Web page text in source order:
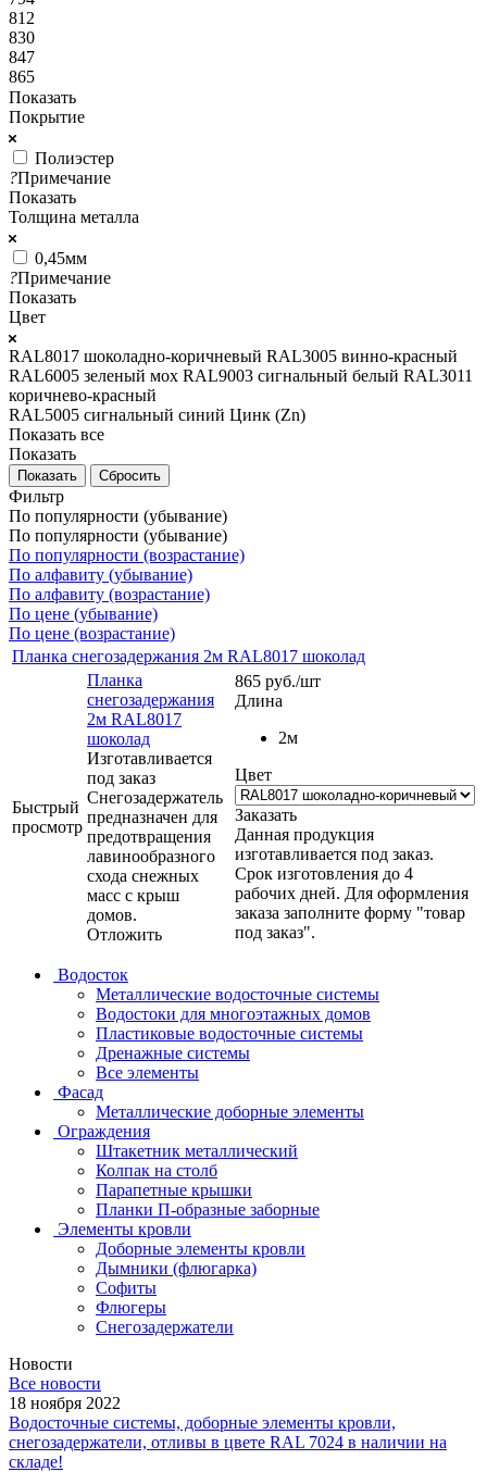
812
830
847
865
Показать
Покрытие
Полиэстер
?Примечание
Показать
Толщина металла
0,45мм
?Примечание
Показать
Цвет
RAL8017 шоколадно-коричневый RAL3005 винно-красный
RAL6005 зеленый мох RAL9003 сигнальный белый RAL3011
коричнево-красный
RAL5005 сигнальный синий Цинк (Zn)
Показать все
Показать
Сбросить
Фильтр
По популярности (убывание)
По популярности (убывание)
По популярности (возрастание)
По алфавиту (убывание)
По алфавиту (возрастание)
По цене (убывание)
По цене (возрастание)
Планка снегозадержания 2м RAL8017 шоколад
Быстрый
просмотр
Планка
снегозадержания
2м RAL8017
шоколад
Изготавливается
под заказ
Снегозадержатель
предназначен для
предотвращения
лавинообразного
схода снежных
масс с крыш
домов.
Отложить
865 руб./шт
Длина
2м
Цвет
Заказать
Данная продукция
изготавливается под заказ.
Срок изготовления до 4
рабочих дней. Для оформления
заказа заполните форму "товар
под заказ".
Водосток
Металлические водосточные системы
Водостоки для многоэтажных домов
Пластиковые водосточные системы
Дренажные системы
Все элементы
Фасад
Металлические доборные элементы
Ограждения
Штакетник металлический
Колпак на столб
Парапетные крышки
Планки П-образные заборные
Элементы кровли
Доборные элементы кровли
Дымники (флюгарка)
Софиты
Флюгеры
Снегозадержатели
Новости
Все новости
18 ноября 2022
Водосточные системы, доборные элементы кровли,
снегозадержатели, отливы в цвете RAL 7024 в наличии на
складе!